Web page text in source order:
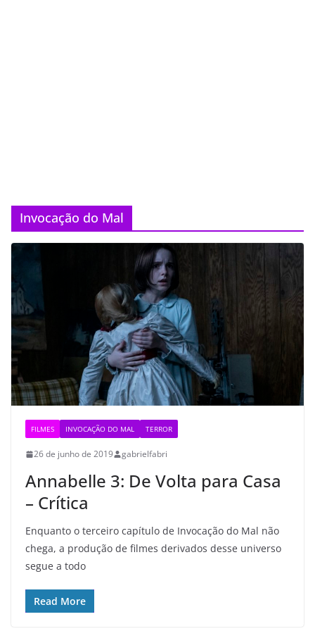
Invocação do Mal
FILMES INVOCAÇÃO DO MAL TERROR
26 de junho de 2019 gabrielfabri
Annabelle 3: De Volta para Casa
– Crítica
Enquanto o terceiro capítulo de Invocação do Mal não
chega, a produção de filmes derivados desse universo
segue a todo
Read More